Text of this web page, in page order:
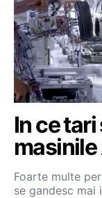
In ce
Foarte multe
se gandesc mai